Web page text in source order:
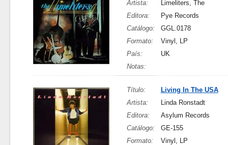
Artista:
Limeliters, The
Editora:
Pye Records
Catálogo:
GGL.0178
Formato:
Vinyl, LP
País:
UK
Notas:
Título:
Living In The USA
Artista:
Linda Ronstadt
Editora:
Asylum Records
Catálogo:
GE-155
Formato:
Vinyl, LP